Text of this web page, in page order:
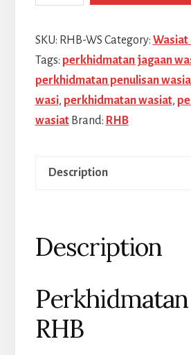
quantity
SKU: RHB-WS Category: Wasiat
Tags: perkhidmatan jagaan
perkhidmatan penulisan
wasi, perkhidmatan wasiat,
wasiat Brand: RHB
Description
Description
RHB